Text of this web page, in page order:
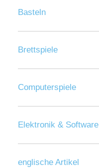
Basteln
Brettspiele
Computerspiele
Elektronik & Software
englische Artikel